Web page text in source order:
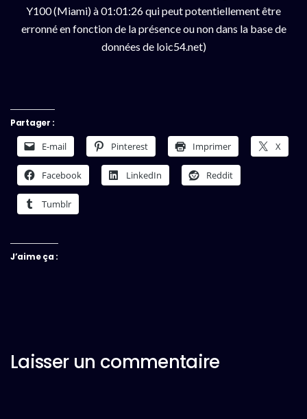
Y100 (Miami) à 01:01:26 qui peut potentiellement être
erronné en fonction de la présence ou non dans la base de
données de loic54.net)
Partager :
E-mail Pinterest Imprimer X
Facebook LinkedIn Reddit
Tumblr
J’aime ça :
Laisser un commentaire